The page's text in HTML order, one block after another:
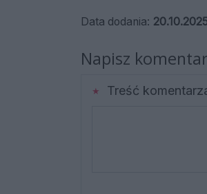
Data dodania:
Napisz
Treść